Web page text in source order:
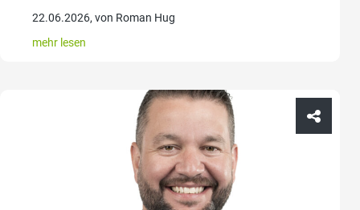
22.06.2026, von Roman Hug
mehr lesen